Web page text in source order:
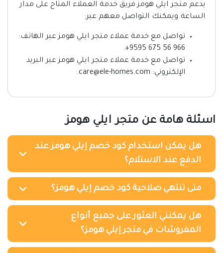
يدعم متجر ايلي هومز فريق خدمة العملاء المتاح على مدار
الساعة ويمكنك التواصل معهم عبر:
تواصل مع خدمة عملاء متجر ايلي هومز عبر الهاتف:
966 56 675 9595+.
تواصل مع خدمة عملاء متجر ايلي هومز عبر البريد
الإلكتروني: care@ele-homes.com.
اسئلة هامة عن متجر ايلي هومز
هل يمكن استخدام كود خصم إيلي هومز عند
الدفع عند الاستلام؟
متى تنتهي صلاحية كود خصم إيلي هومز؟
هل يمكنني العثور على جميع أنواع
المفروشات في متجر إيلي هومز؟